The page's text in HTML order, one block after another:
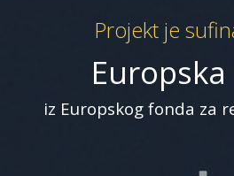
Projekt je
iz Europskog fonda za